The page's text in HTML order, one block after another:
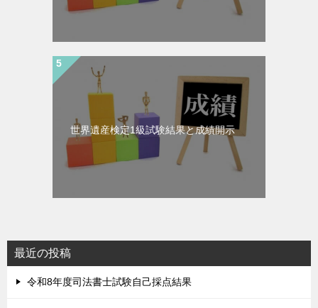
世界遺産検定1級試験結果と成績開示
最近の投稿
令和8年度司法書士試験自己採点結果